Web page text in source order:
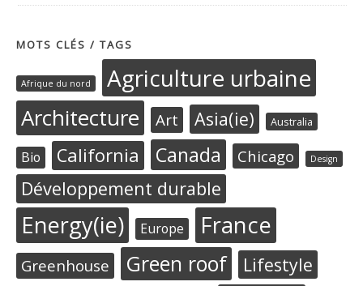
MOTS CLÉS / TAGS
Afrique du nord Agriculture urbaine
Architecture Art Asia(ie) Australia
Bio California Canada Chicago Design
Développement durable
Energy(ie) Europe France
Greenhouse Green roof Lifestyle